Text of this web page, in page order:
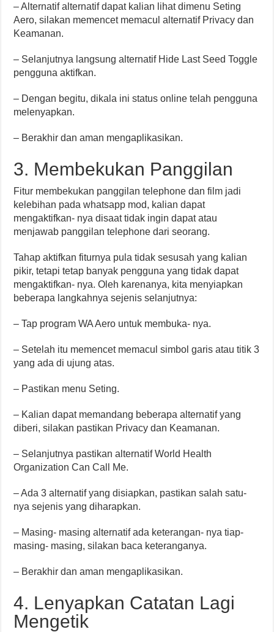
– Alternatif alternatif dapat kalian lihat dimenu Seting
Aero, silakan memencet memacul alternatif Privacy dan
Keamanan.
– Selanjutnya langsung alternatif Hide Last Seed Toggle
pengguna aktifkan.
– Dengan begitu, dikala ini status online telah pengguna
melenyapkan.
– Berakhir dan aman mengaplikasikan.
3. Membekukan Panggilan
Fitur membekukan panggilan telephone dan film jadi
kelebihan pada whatsapp mod, kalian dapat
mengaktifkan- nya disaat tidak ingin dapat atau
menjawab panggilan telephone dari seorang.
Tahap aktifkan fiturnya pula tidak sesusah yang kalian
pikir, tetapi tetap banyak pengguna yang tidak dapat
mengaktifkan- nya. Oleh karenanya, kita menyiapkan
beberapa langkahnya sejenis selanjutnya:
– Tap program WA Aero untuk membuka- nya.
– Setelah itu memencet memacul simbol garis atau titik 3
yang ada di ujung atas.
– Pastikan menu Seting.
– Kalian dapat memandang beberapa alternatif yang
diberi, silakan pastikan Privacy dan Keamanan.
– Selanjutnya pastikan alternatif World Health
Organization Can Call Me.
– Ada 3 alternatif yang disiapkan, pastikan salah satu-
nya sejenis yang diharapkan.
– Masing- masing alternatif ada keterangan- nya tiap-
masing- masing, silakan baca keteranganya.
– Berakhir dan aman mengaplikasikan.
4. Lenyapkan Catatan Lagi
Mengetik